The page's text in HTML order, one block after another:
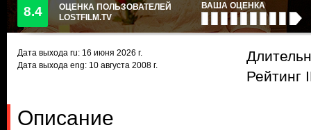
8.4
ОЦЕНКА ПОЛЬЗОВАТЕЛЕЙ
LOSTFILM.TV
ВАША ОЦЕНКА
Дата выхода ru: 16 июня 2026 г.
Дата выхода eng: 10 августа 2008 г.
Рейтинг
Описание